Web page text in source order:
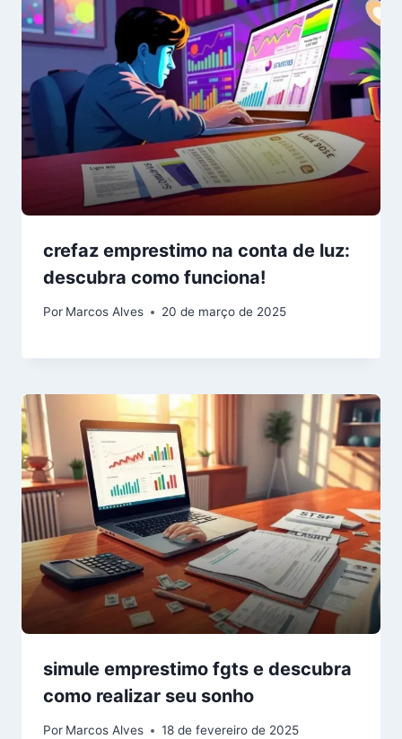
crefaz emprestimo na conta de luz:
descubra como funciona!
Por Marcos Alves 20 de março de 2025
simule emprestimo fgts e descubra
como realizar seu sonho
Por Marcos Alves 18 de fevereiro de 2025